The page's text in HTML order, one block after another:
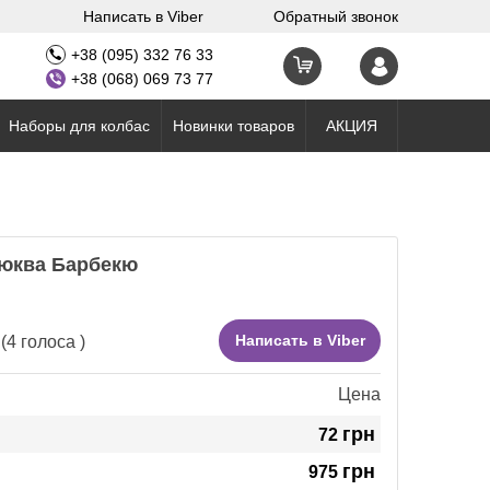
Написать в Viber Обратный звонок
+38 (095) 332 76 33
+38 (068) 069 73 77
Наборы для колбас Новинки товаров АКЦИЯ
Барбекю
(4 голоса ) Написать в Viber
Цена
72 грн
975 грн